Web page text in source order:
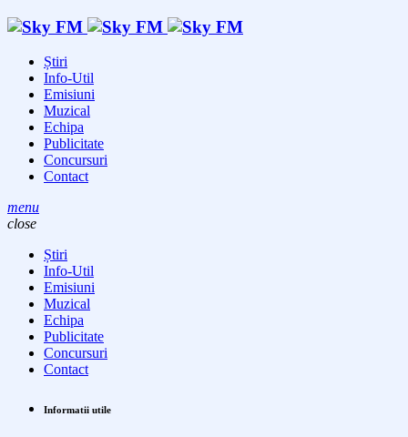
Știri
Info-Util
Emisiuni
Muzical
Echipa
Publicitate
Concursuri
Contact
menu
close
Știri
Info-Util
Emisiuni
Muzical
Echipa
Publicitate
Concursuri
Contact
Informatii utile